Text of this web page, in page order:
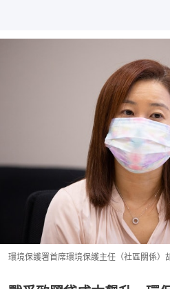
環境保護署首席環境保護主任（社區關係）